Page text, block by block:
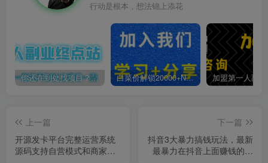
行动是根本，想法锦上添花
你还在到处找项目？还在当韭菜？我靠卖项目一个月收入5万+，曾经我也是个失败者。 白菜价解锁20000+N个赚钱机会，加入第一人副业终点站会员，全站资源免费学习。
上一篇
开源发卡平台完整运营系统
源码支持自营模式和商家入
下一篇
抖音3大暴力搞钱玩法，最新
最暴力在抖音上面赚钱的方